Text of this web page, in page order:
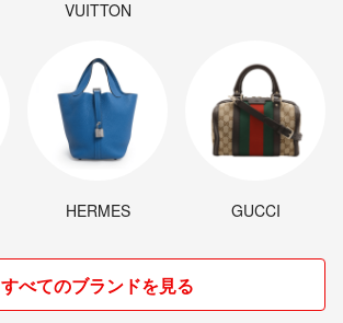
VUITTON
HERMES GUCCI
すべてのブランドを見る